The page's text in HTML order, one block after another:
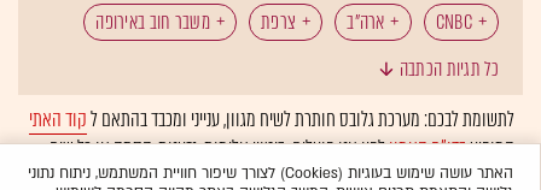
CNBC ארה"ב צרפת
משבר חוב באירופה
כל תגיות הכתבה
לתשומת לבכם: מערכת גלובס חותרת לשיח מגוון, ענייני ומכבד בהתאם לקוד האתי
המופיעבדו"ח האמוןלפיו אנו פועלים. ביטויי אלימות, גזענות, הסתה או כל שיח
בלתי הולם אחר מסוננים בצורהאוטומטיתולא יפורסמו באתר.
האתר עושה שימוש בעוגיות (Cookies) לצורך שיפור חוויית המשתמש, ניתוח נתוני